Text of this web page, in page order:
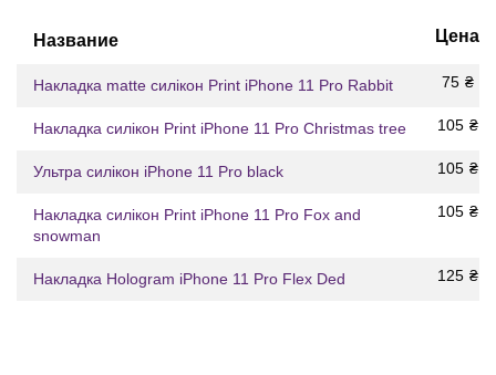
Название Цена
Накладка matte силікон Print iPhone 11 Pro Rabbit 75 ₴
Накладка силікон Print iPhone 11 Pro Christmas tree 105 ₴
Ультра силікон iPhone 11 Pro black 105 ₴
Накладка силікон Print iPhone 11 Pro Fox and
snowman
105 ₴
Накладка Hologram iPhone 11 Pro Flex Ded 125 ₴